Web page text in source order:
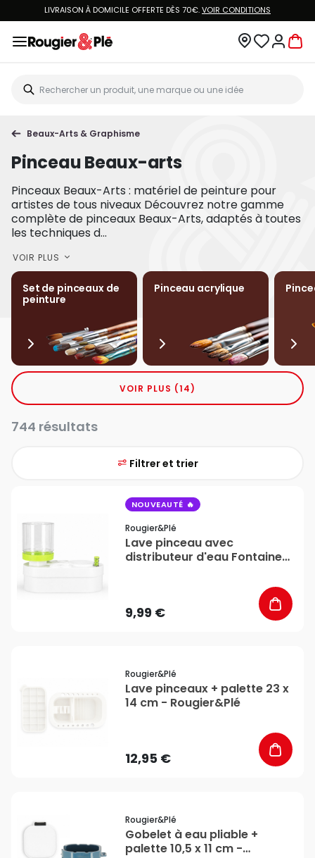
LIVRAISON À DOMICILE OFFERTE DÈS 70€.VOIR CONDITIONS
Beaux-Arts & Graphisme
Pinceau Beaux-arts
Pinceaux Beaux-Arts : matériel de peinture pour
artistes de tous niveaux Découvrez notre gamme
complète de pinceaux Beaux-Arts, adaptés à toutes
les techniques d...
VOIR PLUS
Set de pinceaux de
peinture
Pinceau acrylique
VOIR PLUS (14)
744 résultats
Filtrer et trier
NOUVEAUTÉ
Rougier&plé
Lave pinceau avec
distributeur d'eau Fontaine
9,99 €
Rougier&plé
Lave pinceaux + palette 23 x
14 cm - Rougier&Plé
12,95 €
Rougier&plé
Gobelet à eau pliable +
palette 10,5 x 11 cm -